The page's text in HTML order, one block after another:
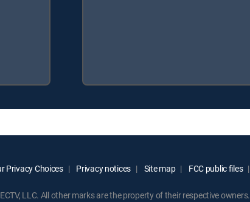
Privacy Choices Privacy notices Site map FCC public files
LLC. All other marks are the property of their respective owners.